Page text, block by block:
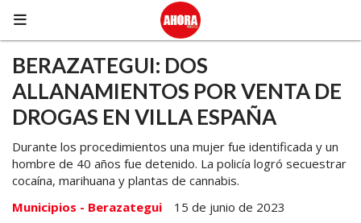
BERAZATEGUI: DOS
ALLANAMIENTOS POR VENTA DE
DROGAS EN VILLA ESPAÑA
Durante los procedimientos una mujer fue identificada y un
hombre de 40 años fue detenido. La policía logró secuestrar
cocaína, marihuana y plantas de cannabis.
Municipios - Berazategui
15 de junio de 2023